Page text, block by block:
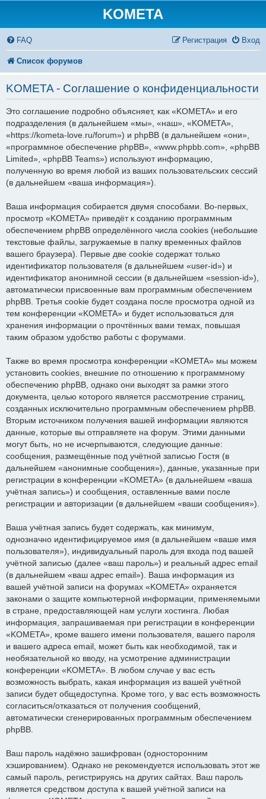
KOMETA
FAQ Вход
Регистрация
Список форумов
KOMETA - Соглашение о конфиденциальности
Это соглашение подробно объясняет, как «KOMETA» и его
подразделения (в дальнейшем «мы», «наш», «KOMETA»,
«https://kometa-love.ru/forum») и phpBB (в дальнейшем «они»,
«программное обеспечение phpBB», «www.phpbb.com», «phpBB
Limited», «phpBB Teams») используют информацию,
полученную во время любой из ваших пользовательских сессий
(в дальнейшем «ваша информация»).
Ваша информация собирается двумя способами. Во-первых,
просмотр «KOMETA» приведёт к созданию программным
обеспечением phpBB определённого числа cookies (небольшие
текстовые файлы, загружаемые в папку временных файлов
вашего браузера). Первые две cookie содержат только
идентификатор пользователя (в дальнейшем «user-id») и
идентификатор анонимной сессии (в дальнейшем «session-id»),
автоматически присвоенные вам программным обеспечением
phpBB. Третья cookie будет создана после просмотра одной из
тем конференции «KOMETA» и будет использоваться для
хранения информации о прочтённых вами темах, повышая
таким образом удобство работы с форумами.
Также во время просмотра конференции «KOMETA» мы можем
установить cookies, внешние по отношению к программному
обеспечению phpBB, однако они выходят за рамки этого
документа, целью которого является рассмотрение страниц,
созданных исключительно программным обеспечением phpBB.
Вторым источником получения вашей информации являются
данные, которые вы отправляете на форум. Этими данными
могут быть, но не исчерпываются, следующие данные:
сообщения, размещённые под учётной записью Гостя (в
дальнейшем «анонимные сообщения»), данные, указанные при
регистрации в конференции «KOMETA» (в дальнейшем «ваша
учётная запись») и сообщения, оставленные вами после
регистрации и авторизации (в дальнейшем «ваши сообщения»).
Ваша учётная запись будет содержать, как минимум,
однозначно идентифицируемое имя (в дальнейшем «ваше имя
пользователя»), индивидуальный пароль для входа под вашей
учётной записью (далее «ваш пароль») и реальный адрес email
(в дальнейшем «ваш адрес email»). Ваша информация из
вашей учётной записи на форумах «KOMETA» охраняется
законами о защите компьютерной информации, применяемыми
в стране, предоставляющей нам услуги хостинга. Любая
информация, запрашиваемая при регистрации в конференции
«KOMETA», кроме вашего имени пользователя, вашего пароля
и вашего адреса email, может быть как необходимой, так и
необязательной ко вводу, на усмотрение администрации
конференции «KOMETA». В любом случае у вас есть
возможность выбрать, какая информация из вашей учётной
записи будет общедоступна. Кроме того, у вас есть возможность
согласиться/отказаться от получения сообщений,
автоматически сгенерированных программным обеспечением
phpBB.
Ваш пароль надёжно зашифрован (односторонним
хэшированием). Однако не рекомендуется использовать этот же
самый пароль, регистрируясь на других сайтах. Ваш пароль
является средством доступа к вашей учётной записи на